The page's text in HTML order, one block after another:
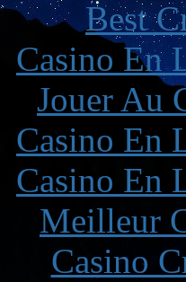
Best
Casino En
Jouer Au
Casino En
Casino En
Meilleur
Casino